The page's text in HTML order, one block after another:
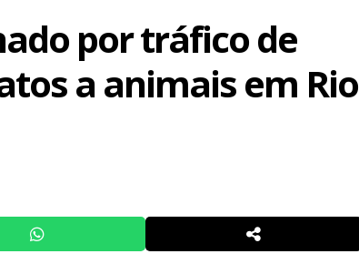
por tráfico de
a animais em Rio